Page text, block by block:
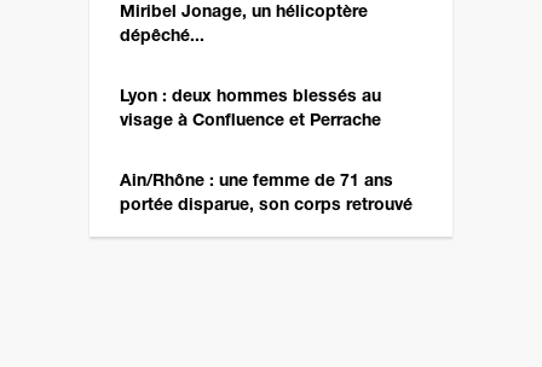
Miribel Jonage, un hélicoptère
dépêché...
Lyon : deux hommes blessés au
visage à Confluence et Perrache
Ain/Rhône : une femme de 71 ans
portée disparue, son corps retrouvé